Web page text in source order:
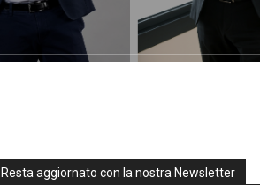
Resta aggiornato con la nostra Newsletter